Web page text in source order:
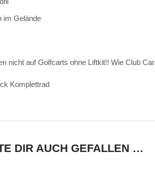
im Gelände
nicht auf Golfcarts ohne Liftkit!! Wie Club
Komplettrad
DIR AUCH GEFALLEN …